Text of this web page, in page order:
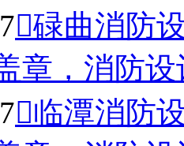
碌曲消防
章，消防
临潭消防